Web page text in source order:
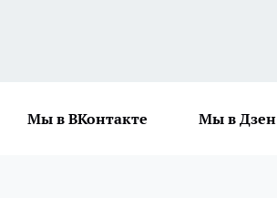
Мы в ВКонтакте Мы в Дзен